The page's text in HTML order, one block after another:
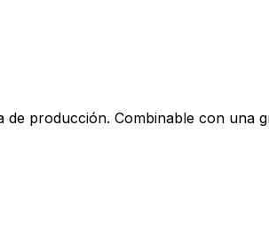
producción. Combinable con una